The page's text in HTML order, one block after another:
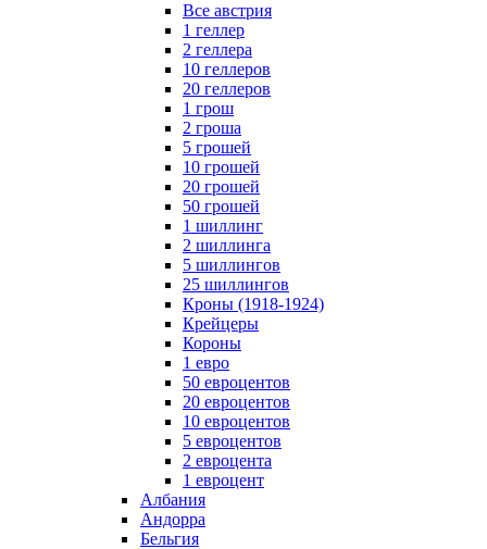
Все австрия
1 геллер
2 геллера
10 геллеров
20 геллеров
1 грош
2 гроша
5 грошей
10 грошей
20 грошей
50 грошей
1 шиллинг
2 шиллинга
5 шиллингов
25 шиллингов
Кроны (1918-1924)
Крейцеры
Короны
1 евро
50 евроцентов
20 евроцентов
10 евроцентов
5 евроцентов
2 евроцента
1 евроцент
Албания
Андорра
Бельгия